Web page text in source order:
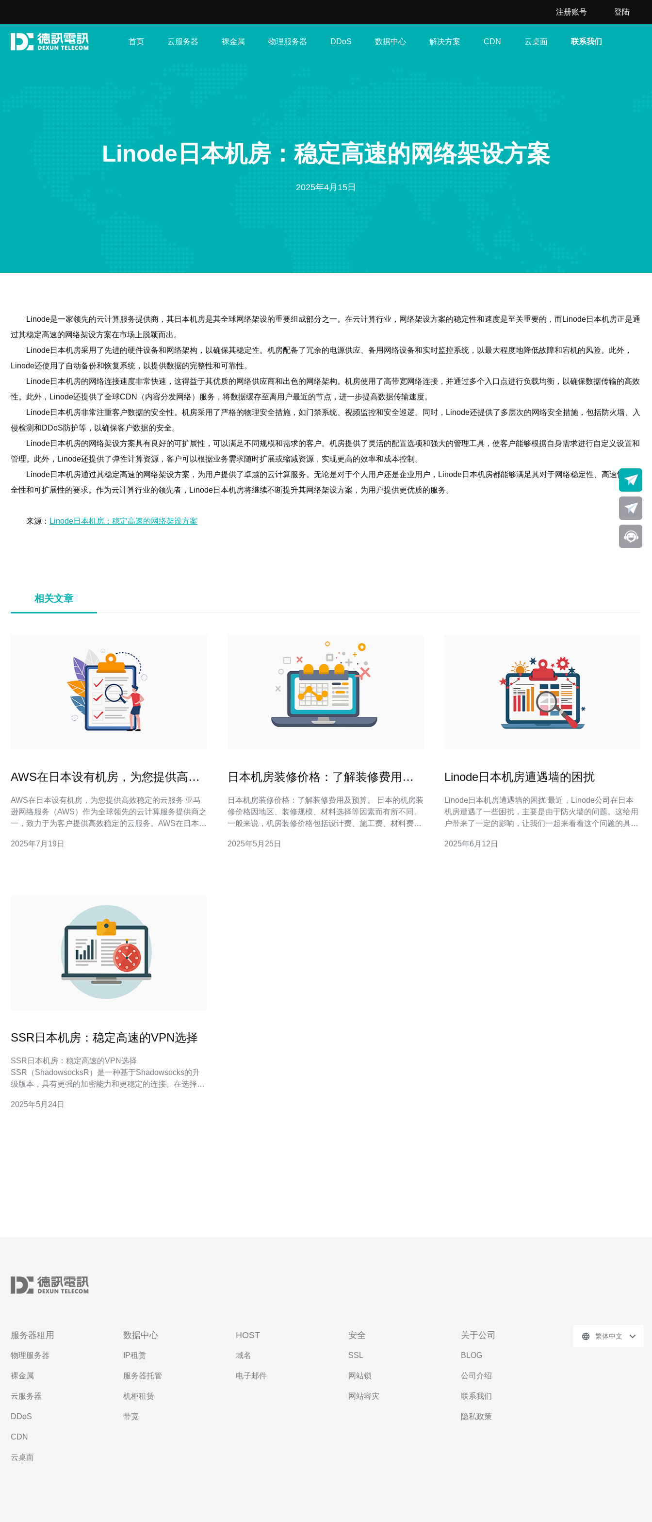
注册账号 登陆
首页 云服务器 裸金属 物理服务器 DDoS 数据中心 解决方案 CDN 云桌面 联系我们
Linode日本机房：稳定高速的网络架设方案
2025年4月15日
Linode是一家领先的云计算服务提供商，其日本机房是其全球网络架设的重要组成部分之一。在云计算行业，网络架设方案的稳定性和速度是至关重要的，而Linode日本机房正是通
过其稳定高速的网络架设方案在市场上脱颖而出。
Linode日本机房采用了先进的硬件设备和网络架构，以确保其稳定性。机房配备了冗余的电源供应、备用网络设备和实时监控系统，以最大程度地降低故障和宕机的风险。此外，
Linode还使用了自动备份和恢复系统，以提供数据的完整性和可靠性。
Linode日本机房的网络连接速度非常快速，这得益于其优质的网络供应商和出色的网络架构。机房使用了高带宽网络连接，并通过多个入口点进行负载均衡，以确保数据传输的高效
性。此外，Linode还提供了全球CDN（内容分发网络）服务，将数据缓存至离用户最近的节点，进一步提高数据传输速度。
Linode日本机房非常注重客户数据的安全性。机房采用了严格的物理安全措施，如门禁系统、视频监控和安全巡逻。同时，Linode还提供了多层次的网络安全措施，包括防火墙、入
侵检测和DDoS防护等，以确保客户数据的安全。
Linode日本机房的网络架设方案具有良好的可扩展性，可以满足不同规模和需求的客户。机房提供了灵活的配置选项和强大的管理工具，使客户能够根据自身需求进行自定义设置和
管理。此外，Linode还提供了弹性计算资源，客户可以根据业务需求随时扩展或缩减资源，实现更高的效率和成本控制。
Linode日本机房通过其稳定高速的网络架设方案，为用户提供了卓越的云计算服务。无论是对于个人用户还是企业用户，Linode日本机房都能够满足其对于网络稳定性、高速性、安
全性和可扩展性的要求。作为云计算行业的领先者，Linode日本机房将继续不断提升其网络架设方案，为用户提供更优质的服务。
来源： Linode日本机房：稳定高速的网络架设方案
相关文章
AWS在日本设有机房，为您提供高效
AWS在日本设有机房，为您提供高效稳定的云服务 亚马
逊网络服务（AWS）作为全球领先的云计算服务提供商之
一，致力于为客户提供高效稳定的云服务。AWS在日本设
支持。 日本作为亚洲最具活力和创新力的国家之一，拥有
2025年7月19日
日本机房装修价格：了解装修费用及
日本机房装修价格：了解装修费用及预算。 日本的机房装
修价格因地区、装修规模、材料选择等因素而有所不同。
一般来说，机房装修价格包括设计费、施工费、材料费
需求和预算进行灵活调整。 机房装修费用主要包括以下几
2025年5月25日
Linode日本机房遭遇墙的困扰
Linode日本机房遭遇墙的困扰 最近，Linode公司在日本
机房遭遇了一些困扰，主要是由于防火墙的问题。这给用
户带来了一定的影响，让我们一起来看看这个问题的具体
墙设置不当导致的。防火墙是用来保护服务器免受恶意攻
2025年6月12日
SSR日本机房：稳定高速的VPN选择
SSR日本机房：稳定高速的VPN选择
SSR（ShadowsocksR）是一种基于Shadowsocks的升
级版本，具有更强的加密能力和更稳定的连接。在选择
拥有高速稳定的网络环境，能够提供优质的VPN服务。
2025年5月24日
服务器租用
物理服务器
裸金属
云服务器
DDoS
CDN
云桌面
数据中心
IP租赁
服务器托管
机柜租赁
带宽
HOST
域名
电子邮件
安全
SSL
网站锁
网站容灾
关于公司
BLOG
公司介绍
联系我们
隐私政策
繁体中文